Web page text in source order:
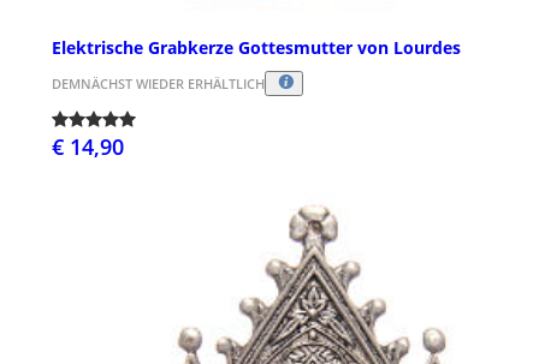
Elektrische Grabkerze Gottesmutter von Lourdes
DEMNÄCHST WIEDER ERHÄLTLICH
€ 14,90